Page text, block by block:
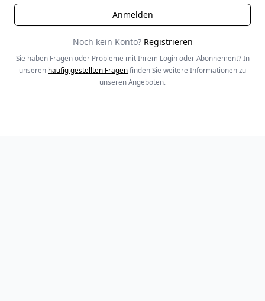
Noch kein Konto? Registrieren
Sie haben Fragen oder Probleme mit Ihrem Login oder Abonnement? In
unseren häufig gestellten Fragen finden Sie weitere Informationen zu
unseren Angeboten.